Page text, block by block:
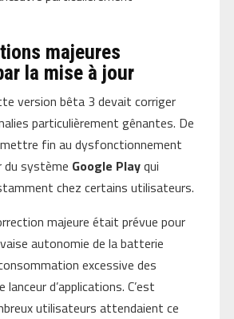
majeures
la mise à jour
version bêta 3 devait corriger
particulièrement gênantes. De
fin au dysfonctionnement
du système Google Playqui
chez certains utilisateurs.
majeure était prévue pour
autonomie de la batterie
excessive des
d’applications. C’est
utilisateurs attendaient ce